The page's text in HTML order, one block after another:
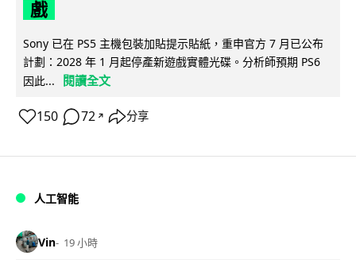
戲
Sony 已在 PS5 主機包裝加貼提示貼紙，重申官方 7 月已公布
計劃：2028 年 1 月起停產新遊戲實體光碟。分析師預期 PS6
因此...
閱讀全文
150 72 ↗ 分享
人工智能
Vin 19 小時